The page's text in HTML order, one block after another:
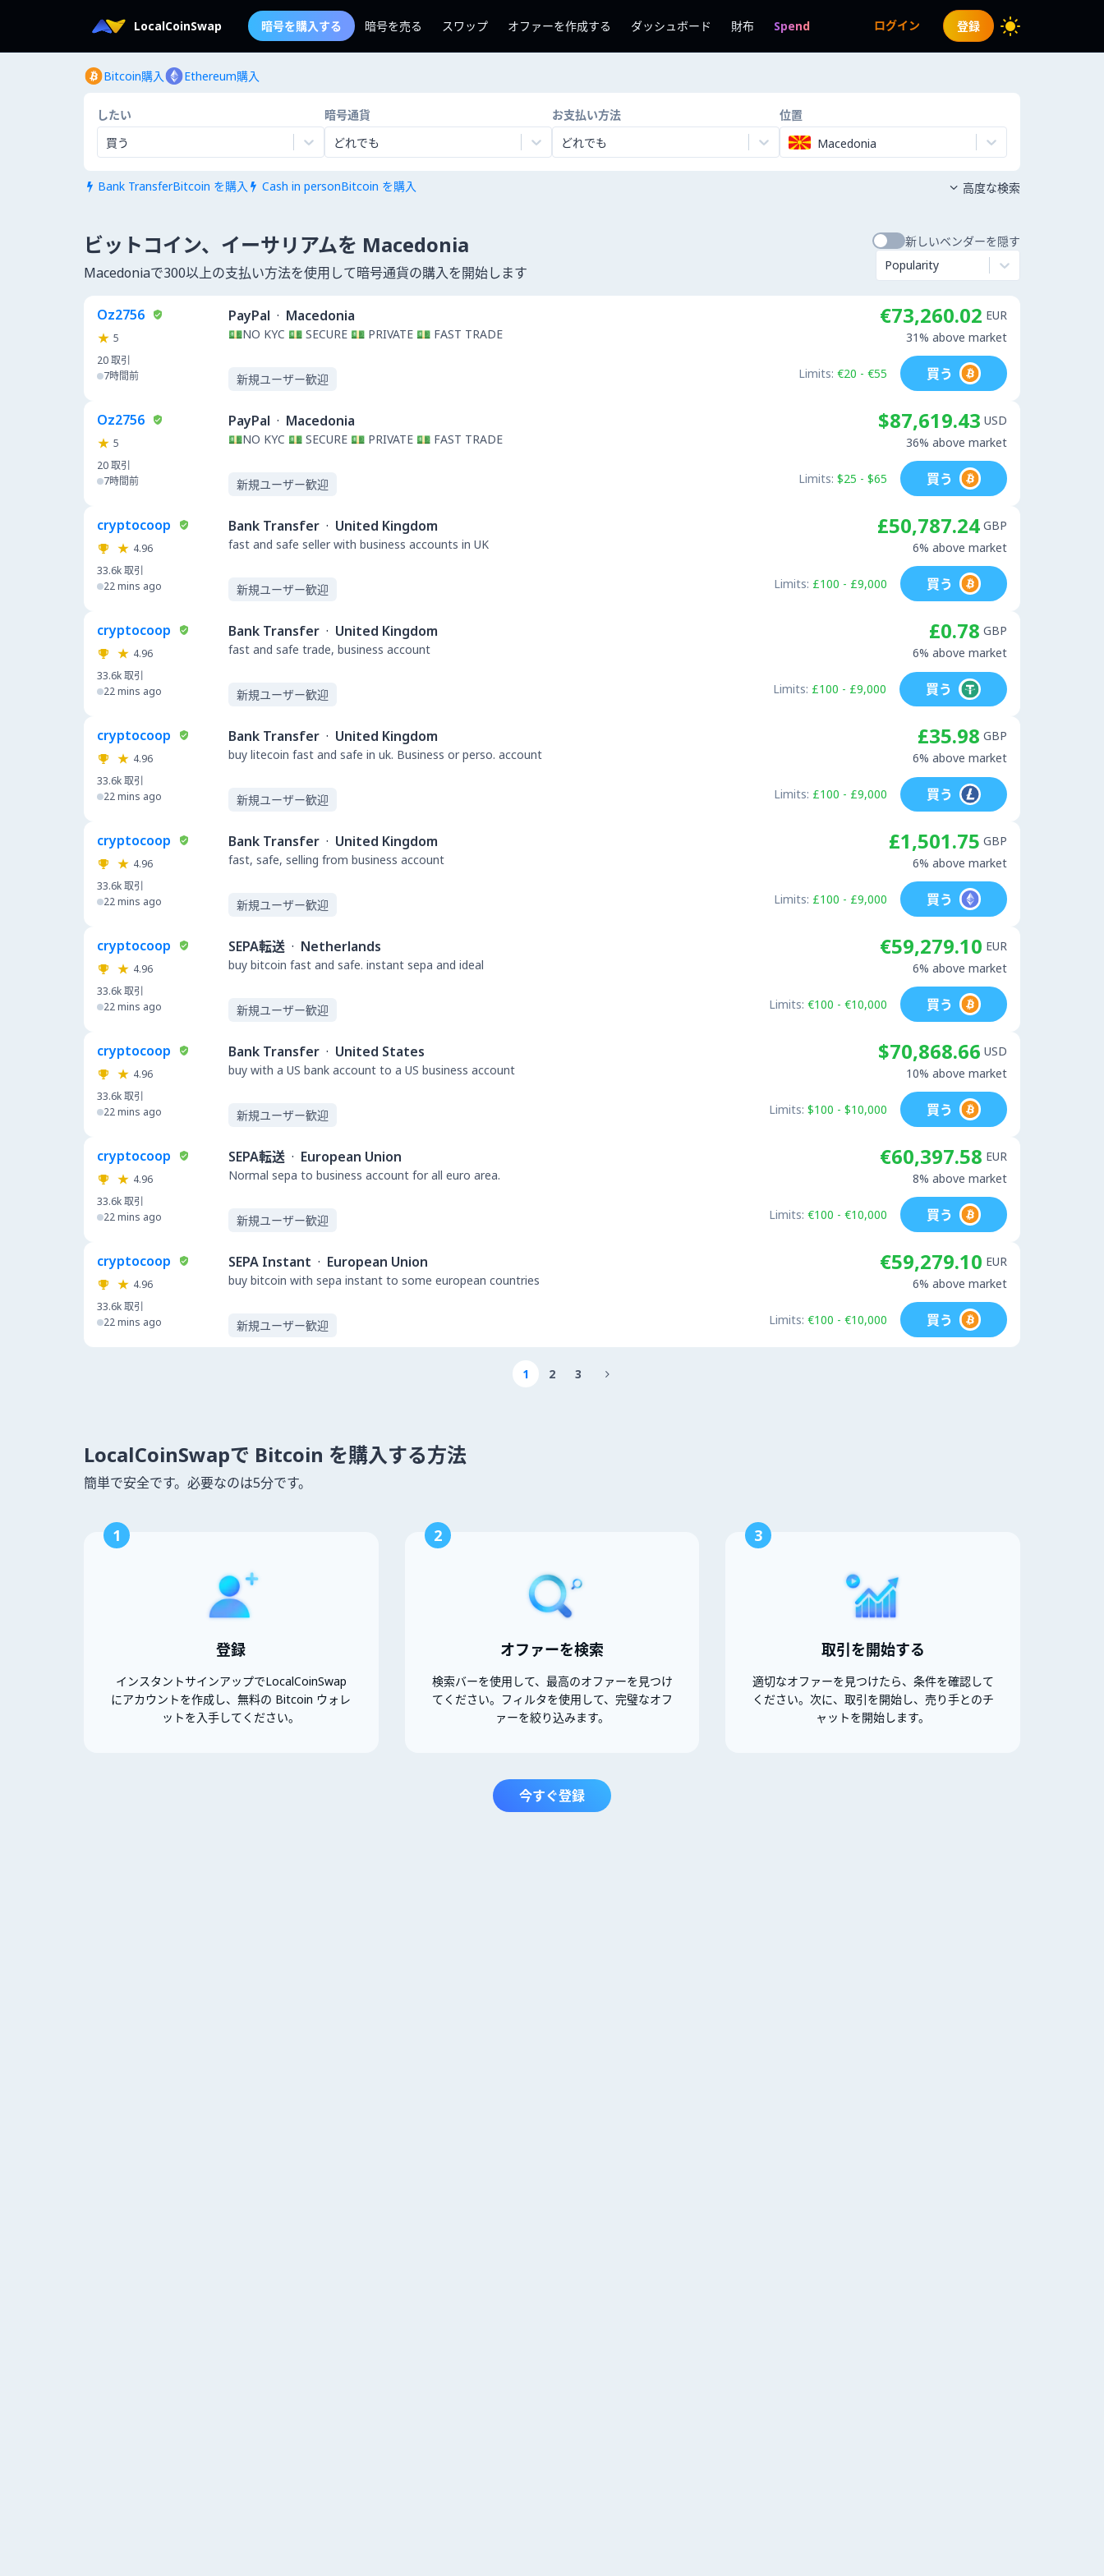
LocalCoinSwap 暗号を購入する 暗号を売る スワップ オファーを作成する ダッシュボード 財布 Spend ログイン 登録
Bitcoin購入 Ethereum購入
したい
買う
暗号通貨
どれでも
お支払い方法
どれでも
位置
Macedonia
 Bank TransferBitcoin を購入  Cash in personBitcoin を購入  高度な検索
ビットコイン、イーサリアムを Macedonia
Macedoniaで300以上の支払い方法を使用して暗号通貨の購入を開始します
新しいベンダーを隠す
Popularity
Oz2756
5
20取引
7時間前
PayPal · Macedonia
💵NO KYC 💵 SECURE 💵 PRIVATE 💵 FAST TRADE
新規ユーザー歓迎
€73,260.02 EUR
31% above market
Limits: €20 - €55 買う
Oz2756
5
20取引
7時間前
PayPal · Macedonia
💵NO KYC 💵 SECURE 💵 PRIVATE 💵 FAST TRADE
新規ユーザー歓迎
$87,619.43 USD
36% above market
Limits: $25 - $65 買う
cryptocoop
4.96
33.6k取引
22 mins ago
Bank Transfer · United Kingdom
fast and safe seller with business accounts in UK
新規ユーザー歓迎
£50,787.24 GBP
6% above market
Limits: £100 - £9,000 買う
cryptocoop
4.96
33.6k取引
22 mins ago
Bank Transfer · United Kingdom
fast and safe trade, business account
新規ユーザー歓迎
£0.78 GBP
6% above market
Limits: £100 - £9,000 買う
cryptocoop
4.96
33.6k取引
22 mins ago
Bank Transfer · United Kingdom
buy litecoin fast and safe in uk. Business or perso. account
新規ユーザー歓迎
£35.98 GBP
6% above market
Limits: £100 - £9,000 買う
cryptocoop
4.96
33.6k取引
22 mins ago
Bank Transfer · United Kingdom
fast, safe, selling from business account
新規ユーザー歓迎
£1,501.75 GBP
6% above market
Limits: £100 - £9,000 買う
cryptocoop
4.96
33.6k取引
22 mins ago
SEPA転送 · Netherlands
buy bitcoin fast and safe. instant sepa and ideal
新規ユーザー歓迎
€59,279.10 EUR
6% above market
Limits: €100 - €10,000 買う
cryptocoop
4.96
33.6k取引
22 mins ago
Bank Transfer · United States
buy with a US bank account to a US business account
新規ユーザー歓迎
$70,868.66 USD
10% above market
Limits: $100 - $10,000 買う
cryptocoop
4.96
33.6k取引
22 mins ago
SEPA転送 · European Union
Normal sepa to business account for all euro area.
新規ユーザー歓迎
€60,397.58 EUR
8% above market
Limits: €100 - €10,000 買う
cryptocoop
4.96
33.6k取引
22 mins ago
SEPA Instant · European Union
buy bitcoin with sepa instant to some european countries
新規ユーザー歓迎
€59,279.10 EUR
6% above market
Limits: €100 - €10,000 買う
1 2 3 
LocalCoinSwapで Bitcoin を購入する方法
簡単で安全です。必要なのは5分です。
1
登録
インスタントサインアップでLocalCoinSwap
にアカウントを作成し、無料の Bitcoin ウォレ
ットを入手してください。
2
オファーを検索
検索バーを使用して、最高のオファーを見つけ
てください。フィルタを使用して、完璧なオフ
ァーを絞り込みます。
3
取引を開始する
適切なオファーを見つけたら、条件を確認して
ください。次に、取引を開始し、売り手とのチ
ャットを開始します。
今すぐ登録